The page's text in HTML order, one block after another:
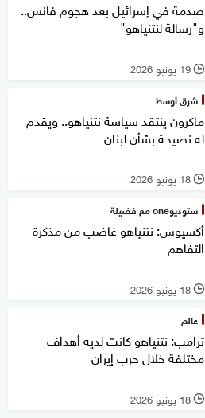
صدمة في إسرائيل بعد هجوم فانس..
و"رسالة لنتنياهو"
l 19 يونيو 2026
شرق أوسط
ماكرون ينتقد سياسة نتنياهو.. ويقدم
له نصيحة بشأن لبنان
l 18 يونيو 2026
ستوديوone مع فضيلة
أكسيوس: نتنياهو غاضب من مذكرة
التفاهم
l 18 يونيو 2026
عالم
ترامب: نتنياهو كانت لديه أهداف
مختلفة خلال حرب إيران
l 18 يونيو 2026